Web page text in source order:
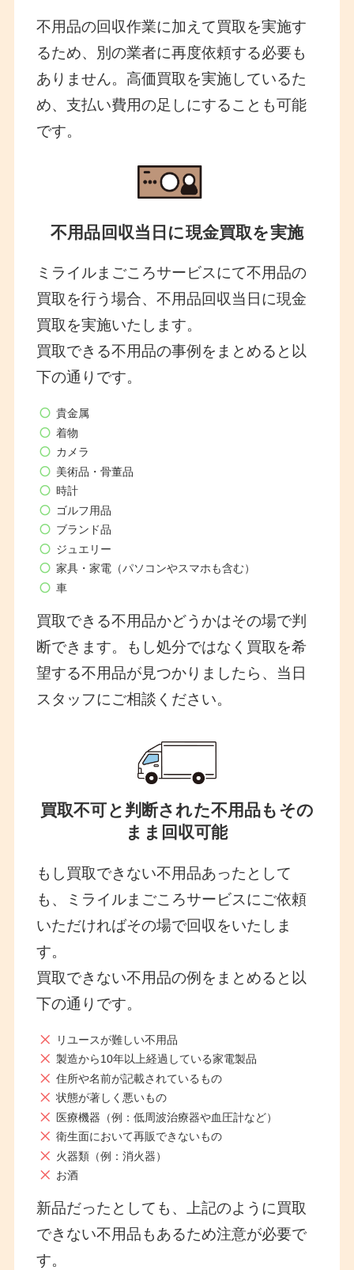
不用品の回収作業に加えて買取を実施す
るため、別の業者に再度依頼する必要も
ありません。高価買取を実施しているた
め、支払い費用の足しにすることも可能
です。
不用品回収当日に現金買取を実施
ミライルまごころサービスにて不用品の
買取を行う場合、不用品回収当日に現金
買取を実施いたします。
買取できる不用品の事例をまとめると以
下の通りです。
貴金属
着物
カメラ
美術品・骨董品
時計
ゴルフ用品
ブランド品
ジュエリー
家具・家電（パソコンやスマホも含む）
車
買取できる不用品かどうかはその場で判
断できます。もし処分ではなく買取を希
望する不用品が見つかりましたら、当日
スタッフにご相談ください。
買取不可と判断された不用品もその
まま回収可能
もし買取できない不用品あったとして
も、ミライルまごころサービスにご依頼
いただければその場で回収をいたしま
す。
買取できない不用品の例をまとめると以
下の通りです。
リユースが難しい不用品
製造から10年以上経過している家電製品
住所や名前が記載されているもの
状態が著しく悪いもの
医療機器（例：低周波治療器や血圧計など）
衛生面において再販できないもの
火器類（例：消火器）
お酒
新品だったとしても、上記のように買取
できない不用品もあるため注意が必要で
す。